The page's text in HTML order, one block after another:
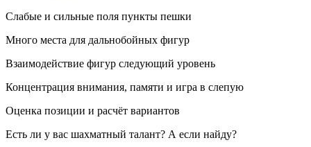
Слабые и сильные поля пункты пешки
Много места для дальнобойных фигур
Взаимодействие фигур следующий уровень
Концентрация внимания, памяти и игра в слепую
Оценка позиции и расчёт вариантов
Есть ли у вас шахматный талант? А если найду?